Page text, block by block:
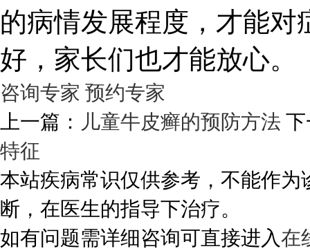
的病情发展程度，才能
好，家长们也才能放心。
咨询专家 预约专家
上一篇： 儿童牛皮癣的预防方法
特征
本站疾病常识仅供参考，不能作
断，在医生的指导下治疗。
如有问题需详细咨询可直接进入在